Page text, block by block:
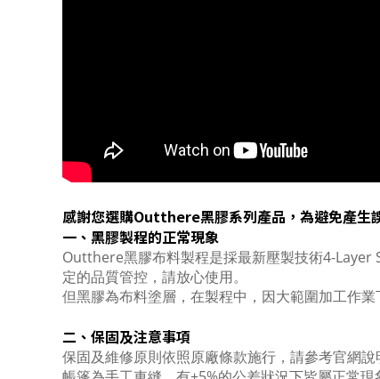
感謝您選購Outthere黑膠系列產品，為避免產生
一、黑膠製程的正常現象
Outthere黑膠布料製程是採最新壓製技術4-
定的品質管控，請放心使用。
但黑膠為布料塗層，在製程中，因大範圍加工作
二、保固及注意事項
保固及維修原則依照原廠條款施行，請參考官網說